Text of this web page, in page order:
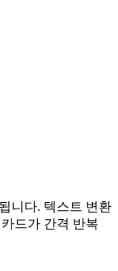
니다. 텍스트 변환
드가 간격 반복